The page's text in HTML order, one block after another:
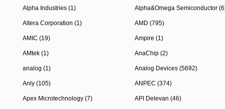
Alpha Industries (1) Alpha&Omega Semiconductor
Altera Corporation (1) AMD (795)
AMIC (19) Ampire (1)
AMtek (1) AnaChip (2)
analog (1) Analog Devices (5692)
Anly (105) ANPEC (374)
Apex Microtechnology (7) API Delevan (46)